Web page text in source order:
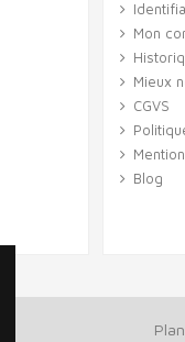
Mon
Mieux
CGVS
Blog